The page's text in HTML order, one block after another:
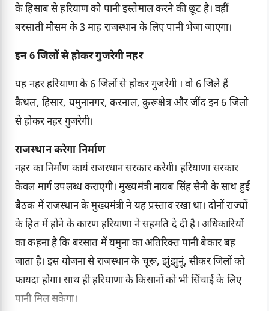
के हिसाब से हरियाण को पानी इस्तेमाल करने की छूट है। वहीं
बरसाती मौसम के 3 माह राजस्थान के लिए पानी भेजा जाएगा।
इन 6 जिलों से होकर गुजरेगी नहर
यह नहर हरियाणा के 6 जिलों से होकर गुजरेगी । वो 6 जिले हैं
कैथल, हिसार, यमुनानगर, करनाल, कुरूक्षेत्र और जींद इन 6 जिलो
से होकर नहर गुजरेगी।
राजस्थान करेगा निर्माण
नहर का निर्माण कार्य राजस्थान सरकार करेगी। हरियाणा सरकार
केवल मार्ग उपलब्ध कराएगी। मुख्यमंत्री नायब सिंह सैनी के साथ हुई
बैठक में राजस्थान के मुख्यमंत्री ने यह प्रस्ताव रखा था। दोनों राज्यों
के हित में होने के कारण हरियाणा ने सहमति दे दी है। अधिकारियों
का कहना है कि बरसात में यमुना का अतिरिक्त पानी बेकार बह
जाता है। इस योजना से राजस्थान के चूरू, झुंझुनूं, सीकर जिलों को
फायदा होगा। साथ ही हरियाणा के किसानों को भी सिंचाई के लिए
पानी मिल सकेगा।